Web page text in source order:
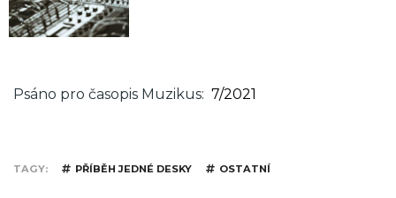
Psáno pro časopis Muzikus 7/2021
TAGY PŘÍBĚH JEDNÉ DESKY OSTATNÍ